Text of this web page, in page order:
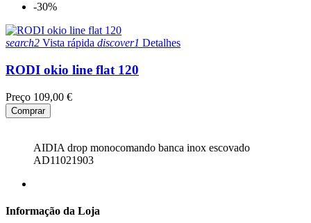
-30%
search2 Vista rápida discover1 Detalhes
RODI okio line flat 120
Preço 109,00 €
Comprar
AIDIA drop monocomando banca inox escovado
AD11021903
Informação da Loja